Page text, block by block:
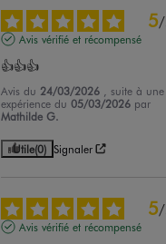
5/
Avis vérifié et récompensé
👍👍👍
Avis du 24/03/2026
, suite à une
expérience du05/03/2026 par
Mathilde G.
Utile(0) Signaler
5/
Avis vérifié et récompensé